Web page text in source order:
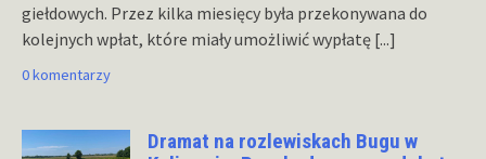
giełdowych. Przez kilka miesięcy była przekonywana do
kolejnych wpłat, które miały umożliwić wypłatę [...]
0 komentarzy
Dramat na rozlewiskach Bugu w